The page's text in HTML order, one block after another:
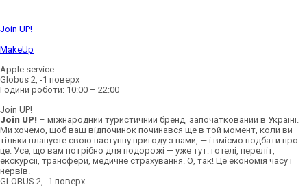
Join UP!
MakeUp
Apple service
Globus 2, -1 поверх
Години роботи: 10:00 – 22:00
Join UP!
Join UP! – міжнародний туристичний бренд, започаткований в Україні.
Ми хочемо, щоб ваш відпочинок починався ще в той момент, коли ви
тільки плануєте свою наступну пригоду з нами, — і вміємо подбати про
це. Усе, що вам потрібно для подорожі — уже тут: готелі, переліт,
екскурсії, трансфери, медичне страхування. О, так! Це економія часу і
нервів.
GLOBUS 2, -1 поверх